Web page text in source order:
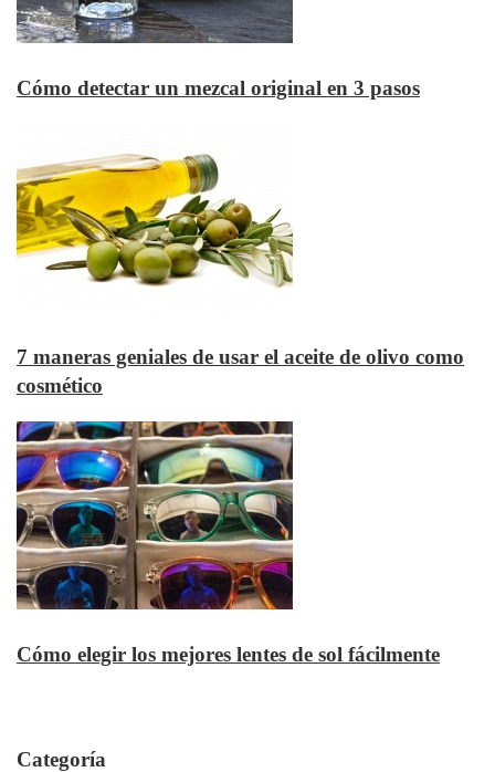
Cómo detectar un mezcal original en 3 pasos
7 maneras geniales de usar el aceite de olivo como
cosmético
Cómo elegir los mejores lentes de sol fácilmente
Categoría